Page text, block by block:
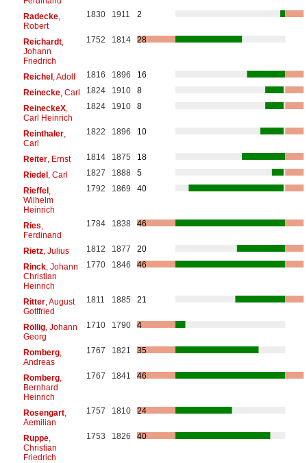
Radecke,
Robert
1830 1911 2
Reichardt,
Johann
Friedrich
1752 1814 28
Reichel, Adolf 1816 1896
16
Reinecke, Carl 1824 1910
8
ReineckeX,
Carl Heinrich
1824 1910 8
Reinthaler,
Carl
1822 1896 10
Reiter, Ernst 1814 1875
18
Riedel, Carl 1827 1888
5
Rieffel,
Wilhelm
Heinrich
1792 1869 40
Ries
Ferdinand
1784 1838 46
Rietz, Julius 1812 1877
20
Rinck, Johann
Christian
Heinrich
1770 1846 46
Ritter, August
Gottfried
1811 1885 21
Röllig, Johann
Georg
1710 1790 4
Romberg,
Andreas
1767 1821 35
Romberg,
Bernhard
Heinrich
1767 1841 46
Rosengart,
Aemilian
1757 1810 24
Ruppe,
Christian
Friedrich
1753 1826 40